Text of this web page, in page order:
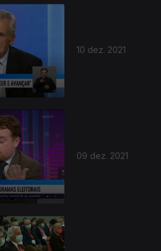
10 dez. 2021
09 dez. 2021